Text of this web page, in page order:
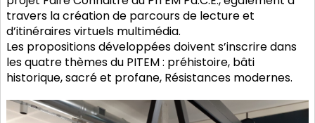
travers la création de parcours de lecture et
d’itinéraires virtuels multimédia.
Les propositions développées doivent s’inscrire dans
les quatre thèmes du PITEM : préhistoire, bâti
historique, sacré et profane, Résistances modernes.